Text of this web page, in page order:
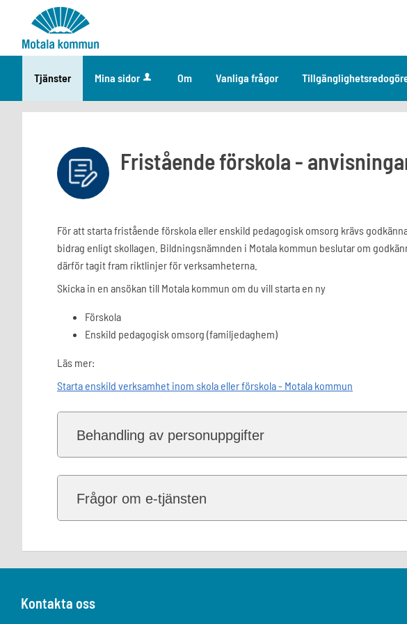
Välkommen
Motala
Tjänster Mina sidor Om Vanliga frågor
Fristående förskola -
För att starta fristående förskola eller enskild pedagogisk omsorg krävs
bidrag enligt skollagen. Bildningsnämnden i Motala kommun beslutar om
därför tagit fram riktlinjer för verksamheterna.
Skicka in en ansökan till Motala kommun om du vill starta en ny
Förskola
Enskild pedagogisk omsorg (familjedaghem)
Läs mer:
Starta enskild verksamhet inom skola eller förskola - Motala kommun
Behandling av personuppgifter
Frågor om e-tjänsten
Kontakta oss